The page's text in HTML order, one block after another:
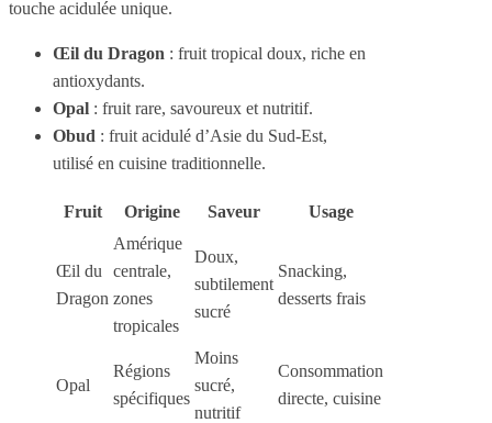
touche acidulée unique.
Œil du Dragon : fruit tropical doux, riche en
antioxydants.
Opal : fruit rare, savoureux et nutritif.
Obud : fruit acidulé d’Asie du Sud-Est,
utilisé en cuisine traditionnelle.
Fruit Origine Saveur Usage
Œil du
Dragon
Amérique
centrale,
zones
tropicales
Doux,
subtilement
sucré
Snacking,
desserts frais
Opal
Régions
spécifiques
Moins
sucré,
nutritif
Consommation
directe, cuisine